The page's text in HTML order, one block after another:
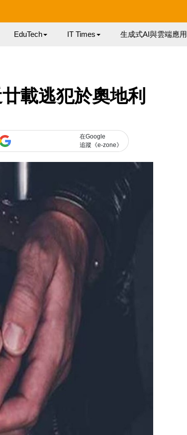
EduTech IT Times 生成式AI與雲端應用
載逃犯於奧地利
在Google
追蹤《e-zone》